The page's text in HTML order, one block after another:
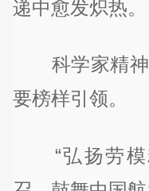
递中愈发炽热。
科学家精神
要榜样引领。
“弘扬劳模